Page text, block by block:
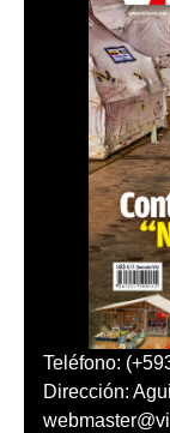
Teléfono:
Dirección: